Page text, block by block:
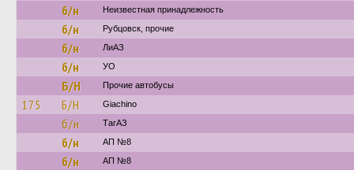
б/н Неизвестная принадлежность
б/н Рубцовск, прочие
б/н ЛиАЗ
б/н УО
Б/Н Прочие автобусы
175 Б/Н Giachino
б/н ТагАЗ
б/н АП №8
б/н АП №8